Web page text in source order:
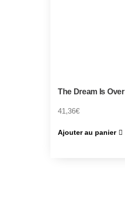
The Dream Is Over
41,36€
Ajouter au panier